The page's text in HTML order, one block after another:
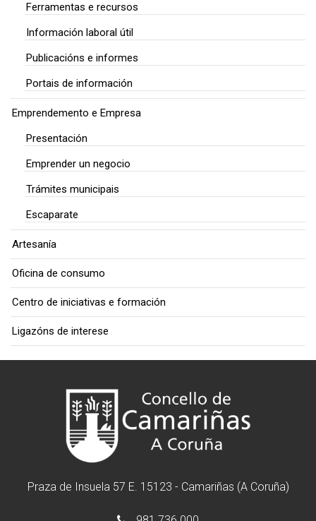
Ferramentas e recursos
Información laboral útil
Publicacións e informes
Portais de información
Emprendemento e Empresa
Presentación
Emprender un negocio
Trámites municipais
Escaparate
Artesanía
Oficina de consumo
Centro de iniciativas e formación
Ligazóns de interese
Praza de Insuela 57 E. 15123 - Camariñas (A Coruña)